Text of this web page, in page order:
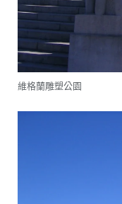
維格蘭雕塑公園